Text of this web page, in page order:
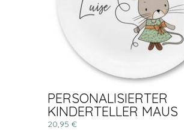
PERSONALISIERTER
KINDERTELLER MAUS
20,95 €